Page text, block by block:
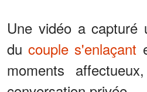
Une vidéo a capturé
ducouple s'enlaçant
moments